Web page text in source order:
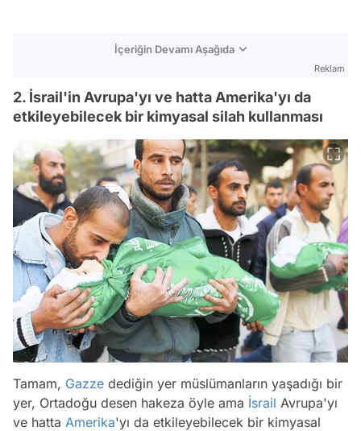
İçeriğin Devamı Aşağıda
Reklam
2. İsrail'in Avrupa'yı ve hatta Amerika'yı da
etkileyebilecek bir kimyasal silah kullanması
Tamam, Gazze dediğin yer müslümanların yaşadığı bir
yer, Ortadoğu desen hakeza öyle ama İsrail Avrupa'yı
ve hatta Amerika'yı da etkileyebilecek bir kimyasal